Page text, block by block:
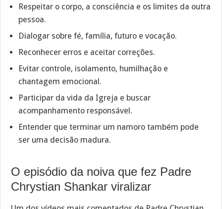
Respeitar o corpo, a consciência e os limites da outra
pessoa.
Dialogar sobre fé, família, futuro e vocação.
Reconhecer erros e aceitar correções.
Evitar controle, isolamento, humilhação e
chantagem emocional.
Participar da vida da Igreja e buscar
acompanhamento responsável.
Entender que terminar um namoro também pode
ser uma decisão madura.
O episódio da noiva que fez Padre
Chrystian Shankar viralizar